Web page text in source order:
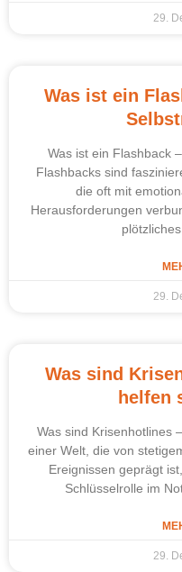
29.
Was ist ein
Was ist ein Flashback
Flashbacks sind
die oft mit
Herausforderungen
29.
Was sind
helfen
Was sind Krisenhotlines
einer Welt, die von
Ereignissen geprägt
Schlüsselrolle im
29.